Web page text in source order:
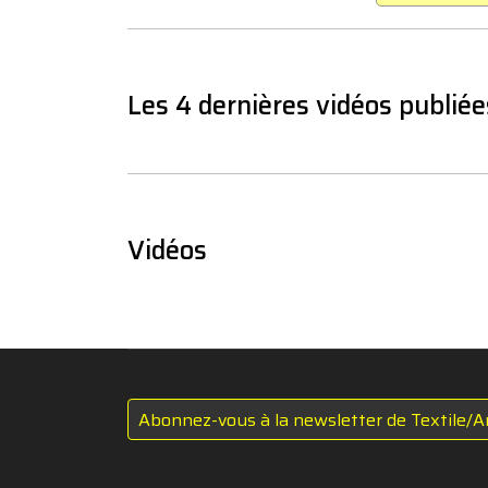
Les 4 dernières vidéos
Vidéos
Abonnez-vous à la newsletter de Textile/